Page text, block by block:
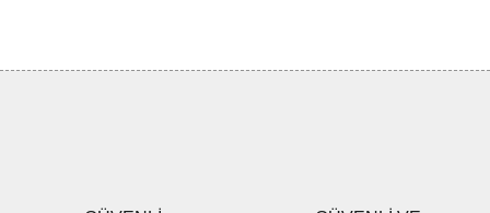
Ürün fiyatı diğer sitelerden daha pahalı.